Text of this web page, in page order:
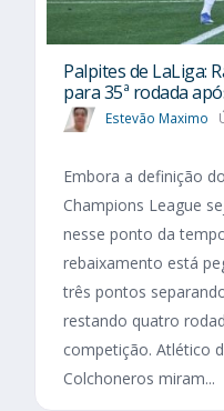
Palpites de LaLiga:
para 35ª rodada
Estevão Maximo
Embora a definição
Champions League
nesse ponto da
rebaixamento está
três pontos
restando quatro
competição. Atlético
Colchoneros miram...